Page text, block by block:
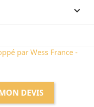

par Wess France -
DEVIS